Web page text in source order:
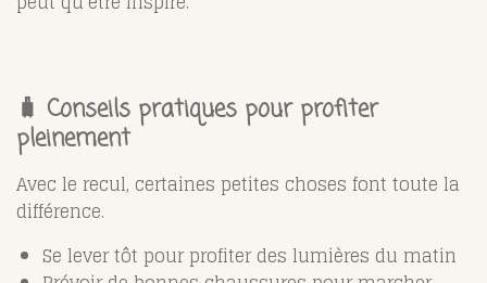
🧳 Conseils pratiques pour profiter
pleinement
Avec le recul, certaines petites choses font toute la
différence.
Se lever tôt pour profiter des lumières du matin